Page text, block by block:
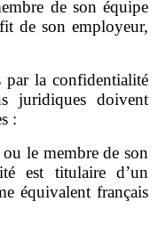
de son équipe
de son employeur,
la confidentialité
juridiques doivent
:
le membre de son
est titulaire d’un
équivalent français